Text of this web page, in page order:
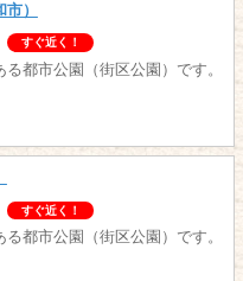
）
すぐ近く！
都市公園（街区公園）です。
すぐ近く！
都市公園（街区公園）です。